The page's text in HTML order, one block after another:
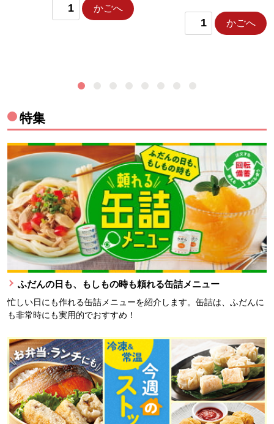
かごへ
かごへ
特集
ふだんの日も、もしもの時も頼れる缶詰メニュー
忙しい日にも作れる缶詰メニューを紹介します。缶詰は、ふだんに
も非常時にも実用的でおすすめ！